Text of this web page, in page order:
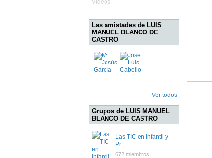
Vídeos
Las amistades de LUIS
MANUEL BLANCO DE
CASTRO
Ver todos
Grupos de LUIS MANUEL
BLANCO DE CASTRO
Las TIC en Infantil y
Pr…
672 miembros